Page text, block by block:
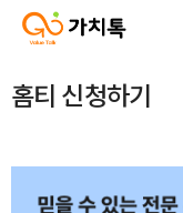
홈티 신청하기